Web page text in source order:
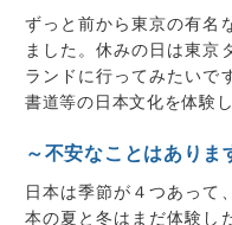
ずっと前から東京の有名
ました。休みの日は東京
ランドに行ってみたいで
書道等の日本文化を体験
～不安なことはありま
日本は季節が４つあって
本の夏と冬はまだ体験し